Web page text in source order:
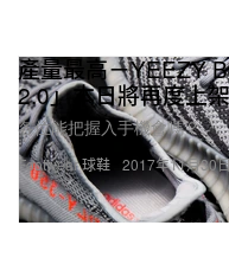
Footwear 球鞋
產量最高－YEEZY
2.0」本日將再度上架
各位能把握入手機會嗎？
2017年11月30